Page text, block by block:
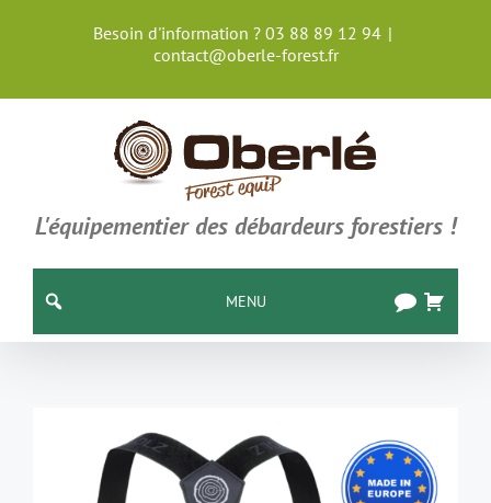
Besoin d'information ? 03 88 89 12 94 |
contact@oberle-forest.fr
L'équipementier des débardeurs forestiers !
MENU